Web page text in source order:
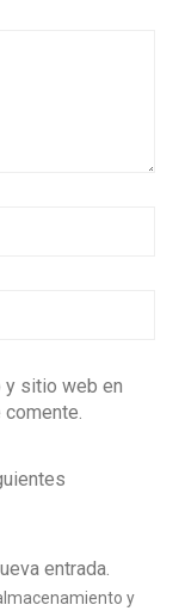
y sitio web en
entrada.
y